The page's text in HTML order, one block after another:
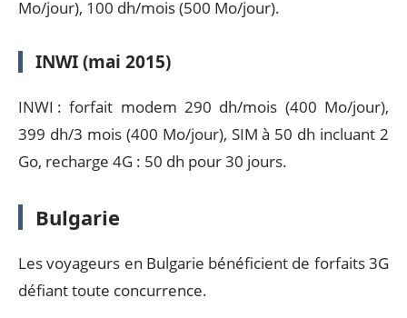
Mo/jour), 100 dh/mois (500 Mo/jour).
INWI (mai 2015)
INWI : forfait modem 290 dh/mois (400 Mo/jour),
399 dh/3 mois (400 Mo/jour), SIM à 50 dh incluant 2
Go, recharge 4G : 50 dh pour 30 jours.
Bulgarie
Les voyageurs en Bulgarie bénéficient de forfaits 3G
défiant toute concurrence.